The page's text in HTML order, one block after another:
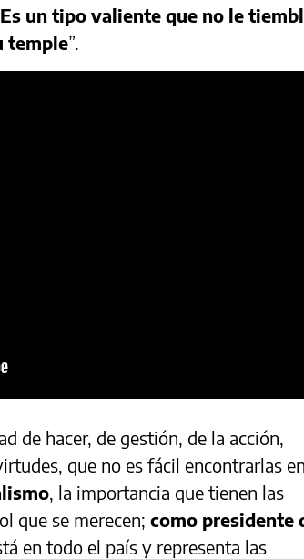
Es un tipo valiente que no le
temple”.
de hacer, de gestión, de la acción,
que no es fácil encontrarlas
, la importancia que tienen las
que se merecen; como presidente
en todo el país y representa las